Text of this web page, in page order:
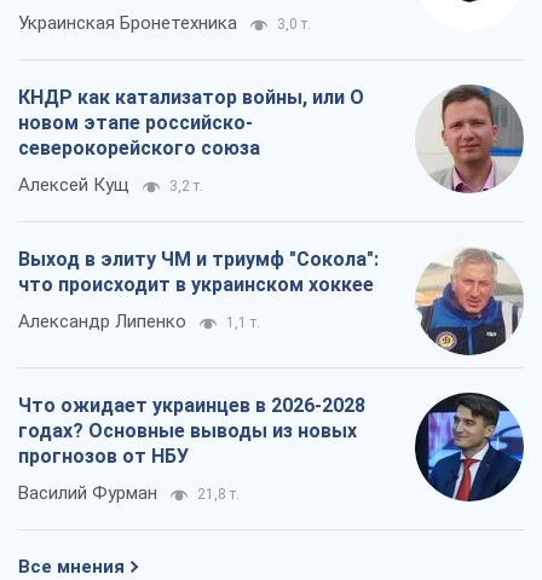
Украинская Бронетехника 3,0 т.
КНДР как катализатор войны, или О
новом этапе российско-
северокорейского союза
Алексей Кущ 3,2 т.
Выход в элиту ЧМ и триумф "Сокола":
что происходит в украинском хоккее
Александр Липенко 1,1 т.
Что ожидает украинцев в 2026-2028
годах? Основные выводы из новых
прогнозов от НБУ
Василий Фурман 21,8 т.
Все мнения